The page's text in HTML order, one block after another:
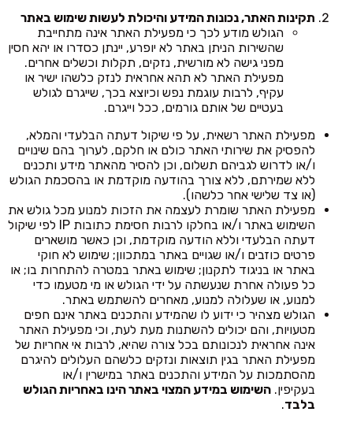
תקינות האתר, נכונות המידע והיכולת לעשות שימוש באתר
הגולש מודע לכך כי מפעילת האתר אינה מתחייבת
שהשירות הניתן באתר לא יופרע, יינתן כסדרו או יהא חסין
מפני גישה לא מורשית, נזקים, תקלות וכשלים אחרים.
מפעילת האתר לא תהא אחראית לנזק כלשהו ישיר או
עקיף, לרבות עוגמת נפש וכיוצא בכך, שייגרם לגולש
בעטיים של אותם גורמים, ככל וייגרם.
מפעילת האתר רשאית, על פי שיקול דעתה הבלעדי והמלא,
להפסיק את שירותי האתר כולם או חלקם, לערוך בהם שינויים
ו/או לדרוש לגביהם תשלום, וכן להסיר מהאתר מידע ותכנים
ללא שמירתם, ללא צורך בהודעה מוקדמת או בהסכמת הגולש
(או צד שלישי אחר כלשהו).
מפעילת האתר שומרת לעצמה את הזכות למנוע מכל גולש את
השימוש באתר ו/או בחלקו לרבות חסימת כתובות IP לפי שיקול
דעתה הבלעדי וללא הודעה מוקדמת, וכן כאשר מושארים
פרטים כוזבים ו/או שגויים באתר במתכוון; שימוש לא חוקי
באתר או בניגוד לתקנון; שימוש באתר במטרה להתחרות בו; או
כל פעולה אחרת שנעשתה על ידי הגולש או מי מטעמו כדי
למנוע, או שעלולה למנוע, מאחרים להשתמש באתר.
הגולש מצהיר כי ידוע לו שהמידע והתכנים באתר אינם חפים
מטעויות, והם יכולים להשתנות מעת לעת, וכי מפעילת האתר
אינה אחראית לנכונותם בכל צורה שהיא, לרבות אי אחריות של
מפעילת האתר בגין תוצאות ונזקים כלשהם העלולים להיגרם
מהסתמכות על המידע והתכנים באתר במישרין ו/או
בעקיפין. השימוש במידע המצוי באתר הינו באחריות הגולש
בלבד.